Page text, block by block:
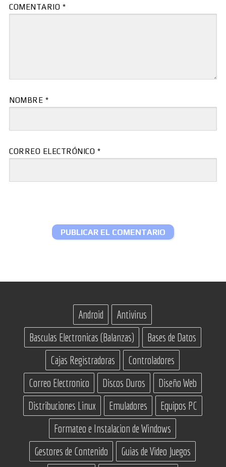
COMENTARIO *
NOMBRE *
CORREO ELECTRÓNICO *
Android
Antivirus
Basculas Electronicas (Balanzas)
Bases de Datos
Cajas Registradoras
Controladores
Correo Electronico
Discos Duros
Diseño Web
Distribuciones Linux
Emuladores
Equipos PC
Formateo e Instalacion de Windows
Gestores de Contenido
Guias de Video Juegos